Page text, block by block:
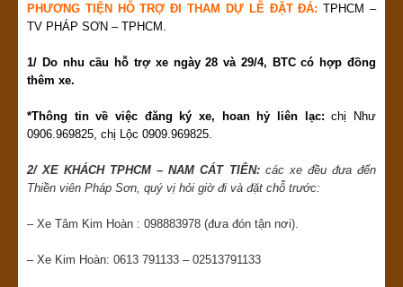
PHƯƠNG TIỆN HỖ TRỢ ĐI THAM DỰ LỄ ĐẶT ĐÁ:TPHCM –
TV PHÁP SƠN – TPHCM.
1/ Do nhu cầu hỗ trợ xe ngày 28 và 29/4, BTC có hợp đồng
thêm xe.
*Thông tin về việc đăng ký xe, hoan hỷ liên lạc: chị Như
0906.969825, chị Lộc 0909.969825.
2/ XE KHÁCH TPHCM – NAM CÁT TIÊN: các xe đều đưa đến
Thiền viên Pháp Sơn, quý vị hỏi giờ đi và đặt chỗ trước:
– Xe Tâm Kim Hoàn : 098883978 (đưa đón tận nơi).
– Xe Kim Hoàn: 0613 791133 – 02513791133